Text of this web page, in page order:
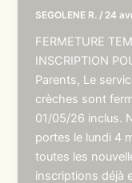
SEGOLENE R. / 24
FERMETURE
INSCRIPTION
Parents, Le
crèches sont
01/05/26 inclus.
portes le lundi 4
toutes les
inscriptions déjà